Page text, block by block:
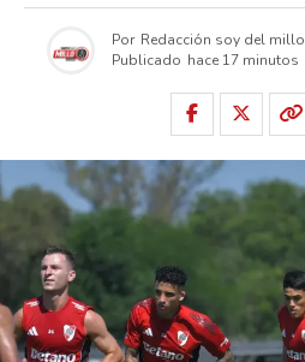
Por Redacción soy del millo
Publicado hace 17 minutos